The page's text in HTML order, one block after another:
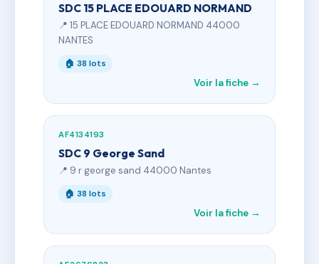
SDC 15 PLACE EDOUARD NORMAND
📍 15 PLACE EDOUARD NORMAND 44000
NANTES
🏠 38 lots
Voir la fiche →
AF4134193
SDC 9 George Sand
📍 9 r george sand 44000 Nantes
🏠 38 lots
Voir la fiche →